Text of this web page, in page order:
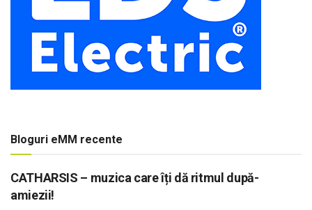
Bloguri eMM recente
CATHARSIS – muzica care îți dă ritmul după-
amiezii!